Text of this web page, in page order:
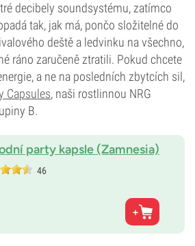
decibely soundsystému, zatímco
tak, jak má, pončo složitelné do
deště a ledvinku na všechno,
ráno zaručeně ztratili. Pokud chcete
a ne na posledních zbytcích sil,
Capsules, naši rostlinnou NRG
B.
party kapsle (Zamnesia)
46